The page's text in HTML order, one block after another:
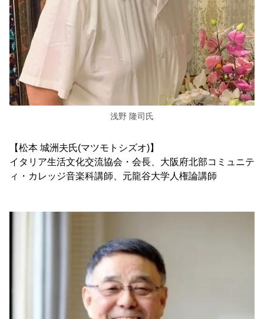
浅野 隆司氏
【松本 城洲夫氏(マツモトシズオ)】
イタリア生活文化交流協会・会長、大阪府北部コミュニテ
ィ・カレッジ音楽科講師、元龍谷大学人権論講師